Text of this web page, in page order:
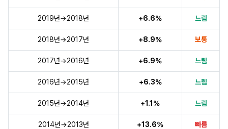
2019년→2018년 +6.6% 느림
2018년→2017년 +8.9% 보통
2017년→2016년 +6.9% 느림
2016년→2015년 +6.3% 느림
2015년→2014년 +1.1% 느림
2014년→2013년 +13.6% 빠름